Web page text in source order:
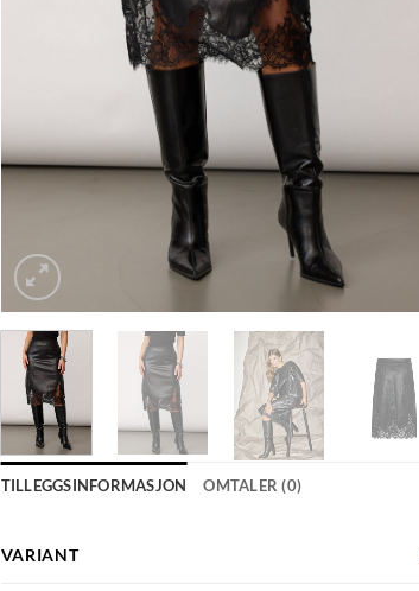
TILLEGGSINFORMASJON OMTALER (0)
VARIANT